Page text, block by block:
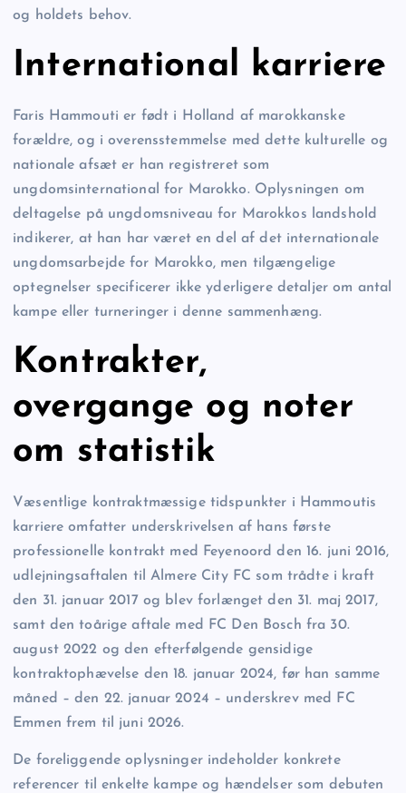
og holdets behov.
International karriere
Faris Hammouti er født i Holland af marokkanske
forældre, og i overensstemmelse med dette kulturelle og
nationale afsæt er han registreret som
ungdomsinternational for Marokko. Oplysningen om
deltagelse på ungdomsniveau for Marokkos landshold
indikerer, at han har været en del af det internationale
ungdomsarbejde for Marokko, men tilgængelige
optegnelser specificerer ikke yderligere detaljer om antal
kampe eller turneringer i denne sammenhæng.
Kontrakter,
overgange og noter
om statistik
Væsentlige kontraktmæssige tidspunkter i Hammoutis
karriere omfatter underskrivelsen af hans første
professionelle kontrakt med Feyenoord den 16. juni 2016,
udlejningsaftalen til Almere City FC som trådte i kraft
den 31. januar 2017 og blev forlænget den 31. maj 2017,
samt den toårige aftale med FC Den Bosch fra 30.
august 2022 og den efterfølgende gensidige
kontraktophævelse den 18. januar 2024, før han samme
måned – den 22. januar 2024 – underskrev med FC
Emmen frem til juni 2026.
De foreliggende oplysninger indeholder konkrete
referencer til enkelte kampe og hændelser som debuten